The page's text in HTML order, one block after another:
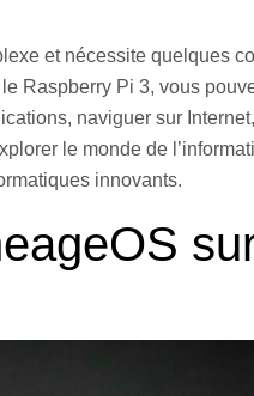
et nécessite quelques
Raspberry Pi 3, vous
naviguer sur
le monde de
innovants.